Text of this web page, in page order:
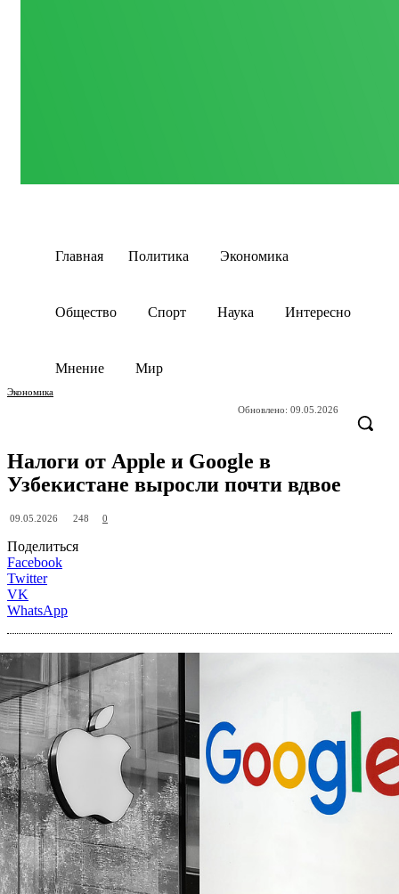
Главная Политика Экономика
Общество Спорт Наука Интересно
Мнение Мир
Экономика
Обновлено: 09.05.2026
Налоги от Apple и Google в
Узбекистане выросли почти вдвое
09.05.2026 248 0
Поделиться
Facebook
Twitter
VK
WhatsApp